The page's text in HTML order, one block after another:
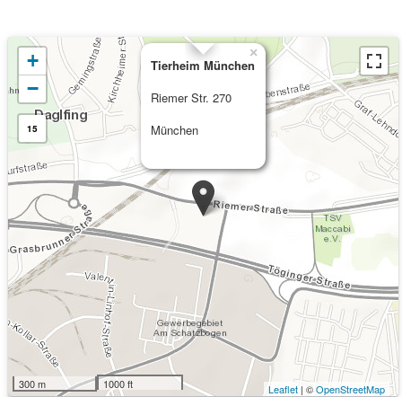
Tierheim München
Riemer Str. 270
München
×
+
−
15
300 m 1000 ft Leaflet| ©OpenStreetMap
Kommende Veranstaltungen
12.08.2026 Besuch im Tierheim (6 bis 13 Jahre)